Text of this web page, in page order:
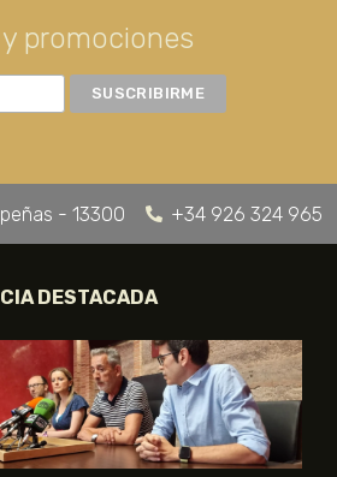
promociones
- 13300 +34 926 324 965
DESTACADA